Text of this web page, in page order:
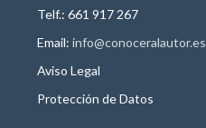
Telf.: 661 917 267
Email: info@conoceralautor.es
Aviso Legal
Protección de Datos